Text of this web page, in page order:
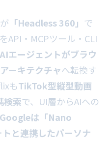
「Headless 360」 で
API・MCPツール・CLI
AIエージェントがブラウ
ーキテクチャへ転換す
もTikTok型縦型動画
検索で、UI層からAIへの
Googleは「Nano
と連携したパーソナ